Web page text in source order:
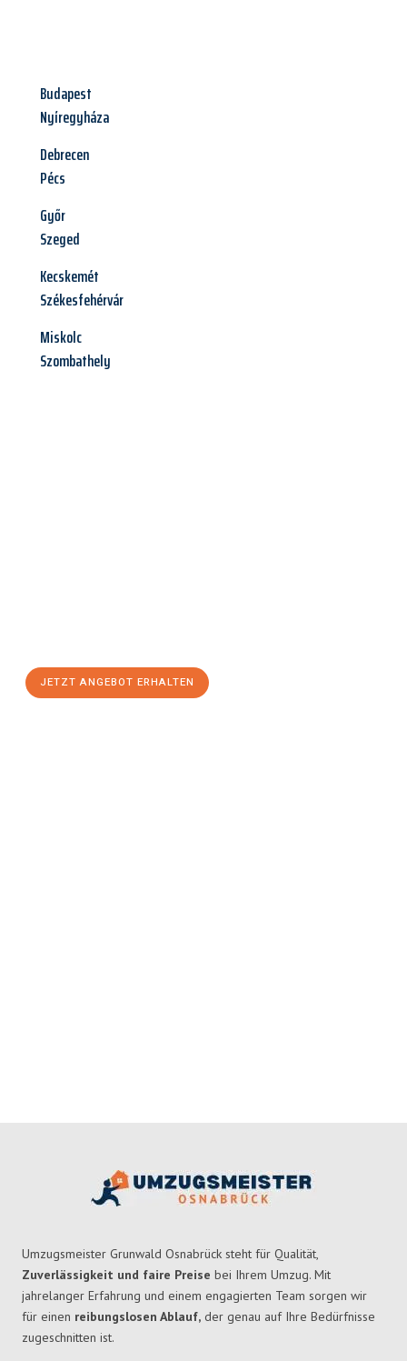
Budapest
Nyíregyháza
Debrecen
Pécs
Győr
Szeged
Kecskemét
Székesfehérvár
Miskolc
Szombathely
JETZT ANGEBOT ERHALTEN
Umzugsmeister Grunwald Osnabrück steht für Qualität,
Zuverlässigkeit und faire Preise bei Ihrem Umzug. Mit
jahrelanger Erfahrung und einem engagierten Team sorgen wir
für einen reibungslosen Ablauf, der genau auf Ihre Bedürfnisse
zugeschnitten ist.